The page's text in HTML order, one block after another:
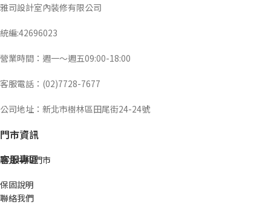
雅司設計室內裝修有限公司
統編:42696023
營業時間：週一～週五09:00-18:00
客服電話：(02)7728-7677
公司地址：新北市樹林區田尾街24-24號
門市資訊
新北中和門市
客服專區
保固說明
聯絡我們